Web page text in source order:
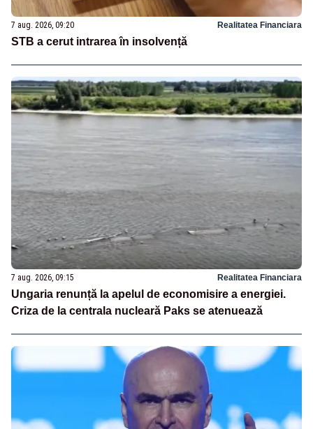
7 aug. 2026, 09:20 Realitatea Financiara
STB a cerut intrarea în insolvență
7 aug. 2026, 09:15 Realitatea Financiara
Ungaria renunță la apelul de economisire a energiei.
Criza de la centrala nucleară Paks se atenuează